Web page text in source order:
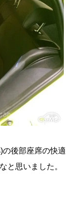
の後部座席の快適
と思いました。